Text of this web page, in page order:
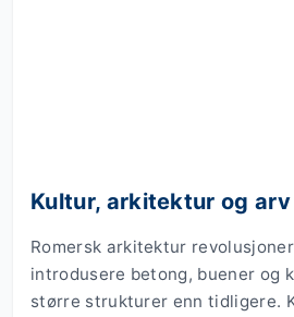
Kultur, arkitektur og arv
Romersk arkitektur
introdusere betong, buener og
større strukturer enn tidligere.